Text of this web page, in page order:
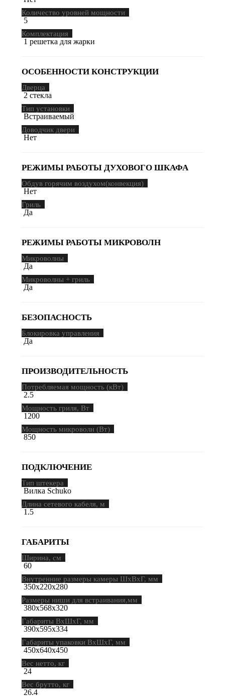
Количество уровней мощности
5
Комплектация
1 решетка для жарки
ОСОБЕННОСТИ КОНСТРУКЦИИ
Дверца
2 стекла
Тип установки
Встраиваемый
Доводчик двери
Нет
РЕЖИМЫ РАБОТЫ ДУХОВОГО ШКАФА
Обдув горячим воздухом(конвекция)
Нет
Гриль
Да
РЕЖИМЫ РАБОТЫ МИКРОВОЛН
Микроволны
Да
Микроволны + гриль
Да
БЕЗОПАСНОСТЬ
Блокировка управления
Да
ПРОИЗВОДИТЕЛЬНОСТЬ
Потребляемая мощность (кВт)
2.5
Мощность гриля, Вт
1200
Мощность микроволн (Вт)
850
ПОДКЛЮЧЕНИЕ
Тип штекера
Вилка Schuko
Длина сетевого кабеля, м
1.5
ГАБАРИТЫ
Ширина, см
60
Внутренние размеры камеры ШхВхГ, мм
350х220х280
Размеры ниши для встраивания,мм
380х568х320
Габариты ВхШхГ, мм
390х595х334
Габариты упаковки ВхШхГ, мм
450х640х450
Вес нетто, кг
24
Вес брутто, кг
26.4